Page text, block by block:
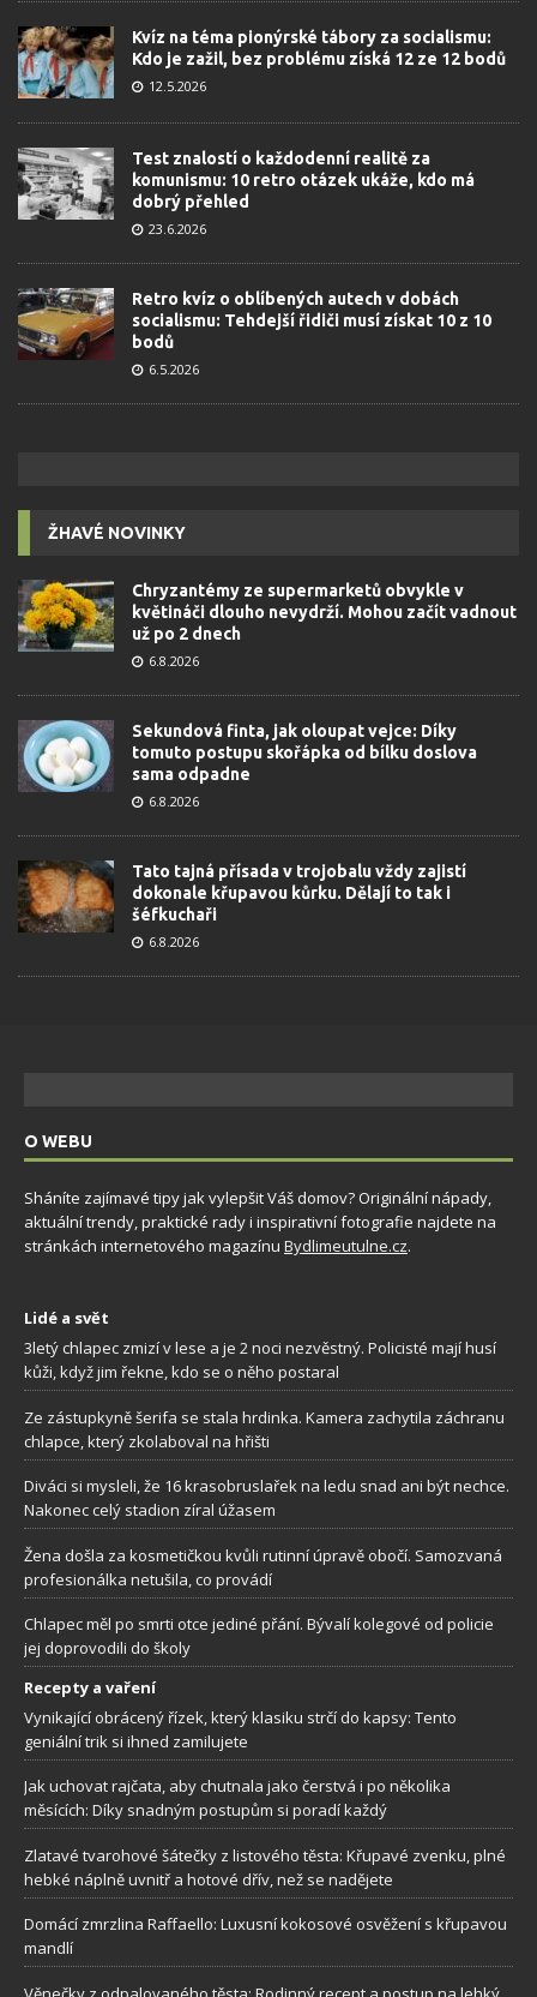
Kvíz na téma pionýrské tábory za socialismu:
Kdo je zažil, bez problému získá 12 ze 12 bodů
12.5.2026
Test znalostí o každodenní realitě za
komunismu: 10 retro otázek ukáže, kdo má
dobrý přehled
23.6.2026
Retro kvíz o oblíbených autech v dobách
socialismu: Tehdejší řidiči musí získat 10 z 10
bodů
6.5.2026
ŽHAVÉ NOVINKY
Chryzantémy ze supermarketů obvykle v
květináči dlouho nevydrží. Mohou začít vadnout
už po 2 dnech
6.8.2026
Sekundová finta, jak oloupat vejce: Díky
tomuto postupu skořápka od bílku doslova
sama odpadne
6.8.2026
Tato tajná přísada v trojobalu vždy zajistí
dokonale křupavou kůrku. Dělají to tak i
šéfkuchaři
6.8.2026
O WEBU
Sháníte zajímavé tipy jak vylepšit Váš domov? Originální nápady,
aktuální trendy, praktické rady i inspirativní fotografie najdete na
stránkách internetového magazínu Bydlimeutulne.cz.
Lidé a svět
3letý chlapec zmizí v lese a je 2 noci nezvěstný. Policisté mají husí
kůži, když jim řekne, kdo se o něho postaral
Ze zástupkyně šerifa se stala hrdinka. Kamera zachytila záchranu
chlapce, který zkolaboval na hřišti
Diváci si mysleli, že 16 krasobruslařek na ledu snad ani být nechce.
Nakonec celý stadion zíral úžasem
Žena došla za kosmetičkou kvůli rutinní úpravě obočí. Samozvaná
profesionálka netušila, co provádí
Chlapec měl po smrti otce jediné přání. Bývalí kolegové od policie
jej doprovodili do školy
Recepty a vaření
Vynikající obrácený řízek, který klasiku strčí do kapsy: Tento
geniální trik si ihned zamilujete
Jak uchovat rajčata, aby chutnala jako čerstvá i po několika
měsících: Díky snadným postupům si poradí každý
Zlatavé tvarohové šátečky z listového těsta: Křupavé zvenku, plné
hebké náplně uvnitř a hotové dřív, než se nadějete
Domácí zmrzlina Raffaello: Luxusní kokosové osvěžení s křupavou
mandlí